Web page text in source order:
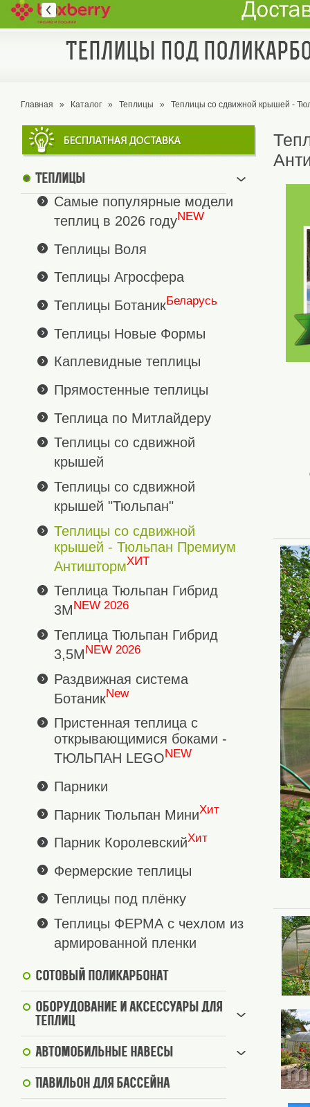
Теплицы под
Главная » Каталог » Теплицы » Теплицы со сдвижной крышей -
Теплицы
Самые популярные модели
теплиц в 2026 годуNEW
Теплицы Воля
Теплицы Агросфера
Теплицы БотаникБеларусь
Теплицы Новые Формы
Каплевидные теплицы
Прямостенные теплицы
Теплица по Митлайдеру
Теплицы со сдвижной
крышей
Теплицы со сдвижной
крышей "Тюльпан"
Теплицы со сдвижной
крышей - Тюльпан Премиум
АнтиштормХИТ
Теплица Тюльпан Гибрид
3М NEW 2026
Теплица Тюльпан Гибрид
3,5МNEW 2026
Раздвижная система
БотаникNew
Пристенная теплица с
открывающимися боками -
ТЮЛЬПАН LEGONEW
Парники
Парник Тюльпан МиниХит
Парник КоролевскийХит
Фермерские теплицы
Теплицы под плёнку
Теплицы ФЕРМА с чехлом из
армированной пленки
Сотовый поликарбонат
Оборудование и аксессуары для
теплиц
Автомобильные навесы
Павильон для бассейна